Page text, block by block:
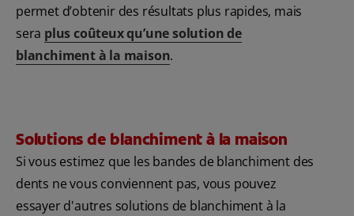
permet d’obtenir des résultats plus rapides, mais
sera plus coûteux qu’une solution de
blanchiment à la maison.
Solutions de blanchiment à la maison
Si vous estimez que les bandes de blanchiment des
dents ne vous conviennent pas, vous pouvez
essayer d'autres solutions de blanchiment à la